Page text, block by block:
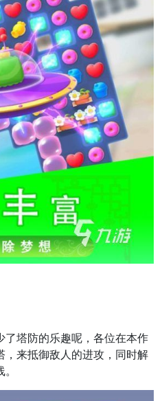
塔防的乐趣呢，各位在本作
来抵御敌人的进攻，同时解